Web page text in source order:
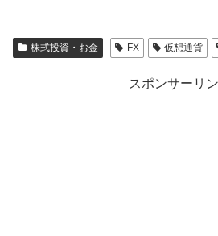
株式投資・お金 FX 仮想通貨
スポンサーリ